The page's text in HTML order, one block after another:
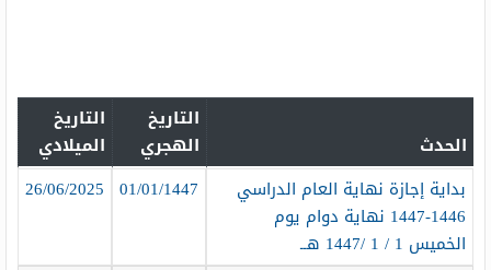
الحدث
التاريخ
الهجري
التاريخ
الميلادي
بداية إجازة نهاية العام الدراسي
1446-1447 نهاية دوام يوم
الخميس 1 / 1 /1447 هــ
01/01/1447
26/06/2025